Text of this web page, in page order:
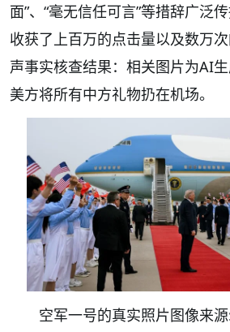
面”、“毫无信任可言”等措辞广泛
收获了上百万的点击量以及数万
声事实核查结果：相关图片为AI
美方将所有中方礼物扔在机场。
空军一号的真实照片图像来